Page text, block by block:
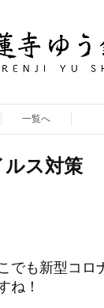
一覧へ
ス対策
でも新型コロ
ね！